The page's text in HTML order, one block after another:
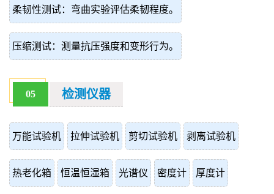
柔韧性测试：弯曲实验评估柔韧程度。
压缩测试：测量抗压强度和变形行为。
05 检测仪器
万能试验机 拉伸试验机 剪切试验机 剥离试验机
热老化箱 恒温恒湿箱 光谱仪 密度计 厚度计